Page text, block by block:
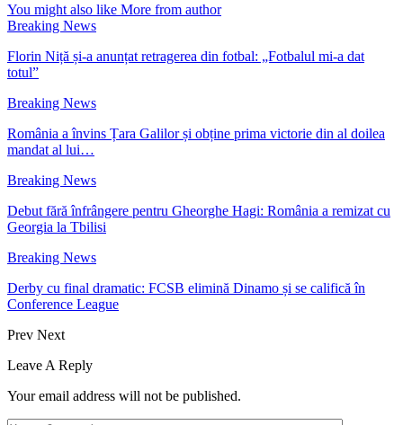
You might also like More from author
Breaking News
Florin Niță și-a anunțat retragerea din fotbal: „Fotbalul mi-a dat
totul”
Breaking News
România a învins Țara Galilor și obține prima victorie din al doilea
mandat al lui…
Breaking News
Debut fără înfrângere pentru Gheorghe Hagi: România a remizat cu
Georgia la Tbilisi
Breaking News
Derby cu final dramatic: FCSB elimină Dinamo și se califică în
Conference League
Prev Next
Leave A Reply
Your email address will not be published.